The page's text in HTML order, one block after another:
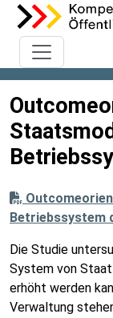
Betriebssystem
Die Studie
System von
erhöht werden
Verwaltung